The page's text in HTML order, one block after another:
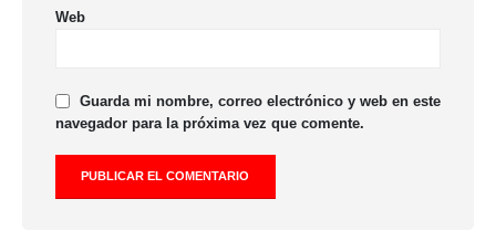
Web
Guarda mi nombre, correo electrónico y web en este
navegador para la próxima vez que comente.